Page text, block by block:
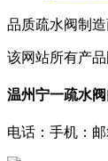
品质疏水阀制
该网站所有产
温州宁一疏水
电话： 手机： 邮